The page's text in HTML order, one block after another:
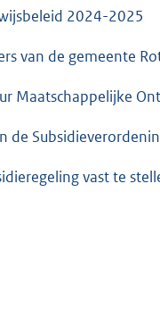
2024-2025
van de gemeente
Maatschappelijke
de
vast te